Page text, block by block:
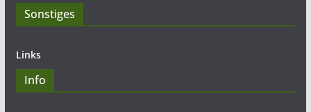
Sonstiges
Links
Info